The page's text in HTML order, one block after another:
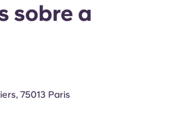
sobre a
75013 Paris